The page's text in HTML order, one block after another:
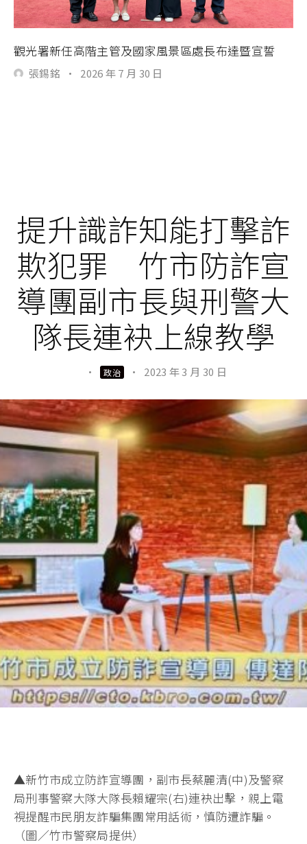
觀光署新任高階主管及國家風景區處長布達暨宣誓
張錫銘 · 2026 年 7 月 30 日
提升識詐知能打擊詐
欺犯罪 竹市防詐宣
導團副市長與刑警大
隊長連袂上線教學
· 政治 · 2023 年 3 月 30 日
▲新竹市成立防詐宣導團，副市長蔡麗清(中)及警察
局刑事警察大隊大隊長賴耀宗(右)連袂出擊，親上電
視提醒市民朋友詐騙集團常用話術，慎防遭詐騙。
（圖／竹市警察局提供）